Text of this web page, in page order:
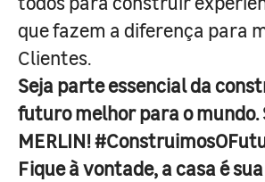
que fazem a diferença para
Clientes.
Seja parte essencial da
futuro melhor para o mundo.
MERLIN!
Fique à vontade, a casa é